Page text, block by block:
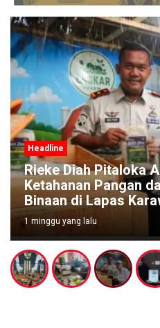
Headline
Rieke Diah Pitaloka
Ketahanan Pangan
Binaan di Lapas
1 minggu yang lalu